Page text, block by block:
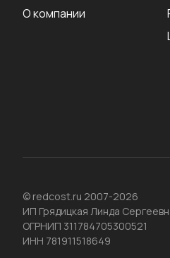
О компании
© redcost.ru 2007-2026
ИП Грядицкая Линда
ОГРНИП 311784705300521
ИНН 781911518649